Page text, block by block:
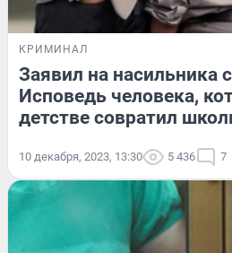
КРИМИНАЛ
Заявил на насильника
Исповедь человека,
детстве совратил
10 декабря, 2023, 13:30 5 436 7